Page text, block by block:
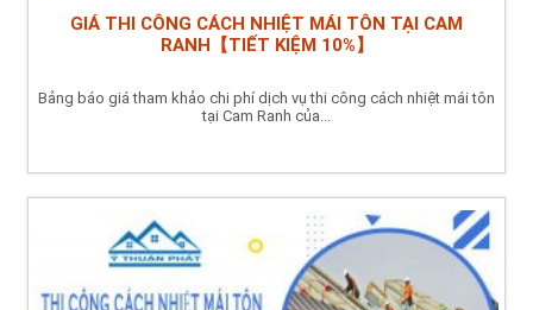
GIÁ THI CÔNG CÁCH NHIỆT MÁI TÔN TẠI CAM
RANH【TIẾT KIỆM 10%】
Bảng báo giá tham khảo chi phí dịch vụ thi công cách nhiệt mái tôn
tại Cam Ranh của...